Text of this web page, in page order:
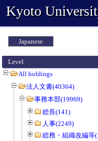
Kyoto
Japanese
Level
All holdings
法人文書(40364)
事務本部(19969)
総長(141)
人事(2249)
総務・組織改編等